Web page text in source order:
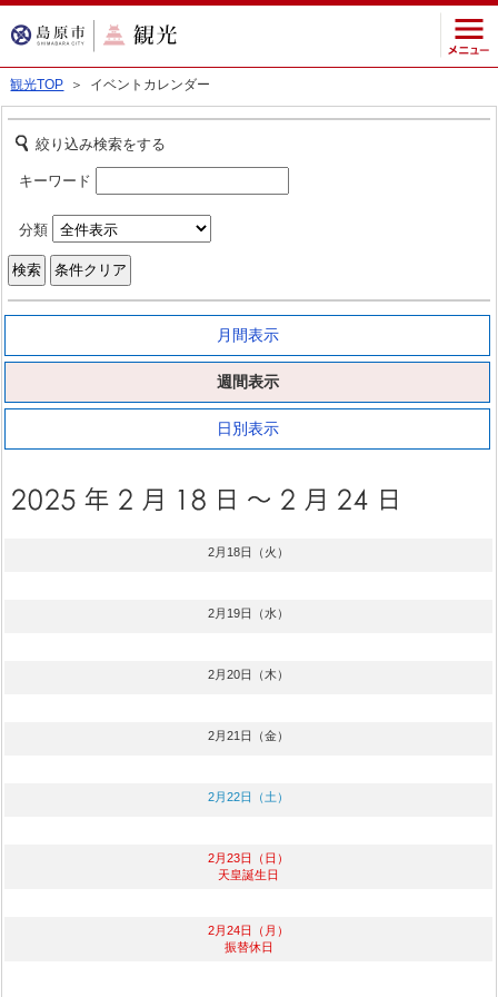
観光TOP ＞ イベントカレンダー
絞り込み検索をする
キーワード
分類
月間表示
週間表示
日別表示
2月18日（火）
2月19日（水）
2月20日（木）
2月21日（金）
2月22日（土）
2月23日（日）
天皇誕生日
2月24日（月）
振替休日